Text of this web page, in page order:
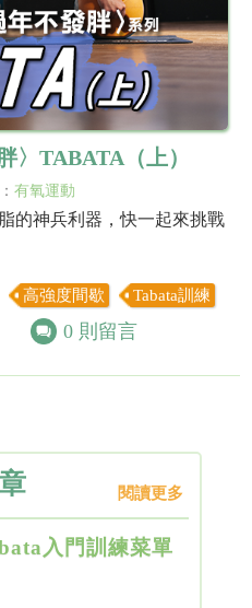
〉TABATA（上）
有氧運動
的神兵利器，快一起來挑戰
高強度間歇 Tabata訓練
0 則留言
閱讀更多
入門訓練菜單